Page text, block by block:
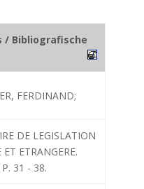
/ Bibliografische
FERDINAND;
DE LEGISLATION
ET ETRANGERE.
31 - 38.